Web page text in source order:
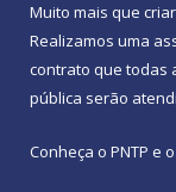
Muito mais que
Realizamos uma
contrato que todas
pública serão
Conheça o PNTP e o